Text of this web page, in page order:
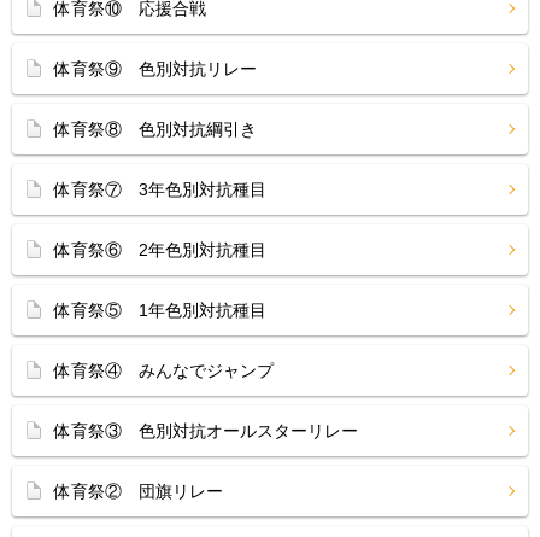
体育祭⑩ 応援合戦
体育祭⑨ 色別対抗リレー
体育祭⑧ 色別対抗綱引き
体育祭⑦ 3年色別対抗種目
体育祭⑥ 2年色別対抗種目
体育祭⑤ 1年色別対抗種目
体育祭④ みんなでジャンプ
体育祭③ 色別対抗オールスターリレー
体育祭② 団旗リレー